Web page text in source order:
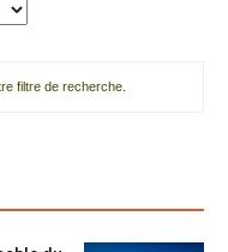
filtre de recherche.